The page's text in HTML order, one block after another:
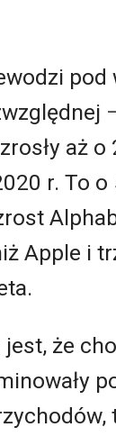
pod
aż o
r. To o
Apple i
że